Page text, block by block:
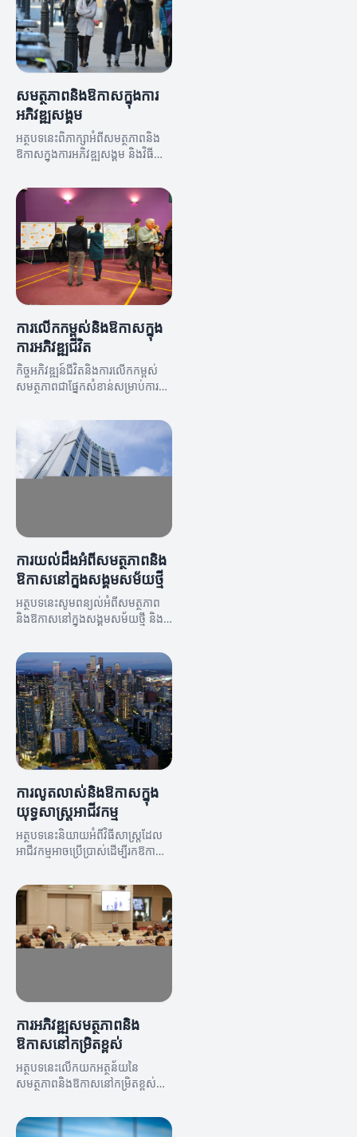
សមត្ថភាពនិងឱកាសក្នុងការ
អភិវឌ្ឍសង្គម
អត្ថបទនេះពិភាក្សាអំពីសមត្ថភាពនិង
ឱកាសក្នុងការអភិវឌ្ឍសង្គម និងវិធីនៃ
ការលើកកម្ពស់និងឱកាសក្នុង
ការអភិវឌ្ឍជីវិត
កិច្ចអភិវឌ្ឍន៍ជីវិតនិងការលើកកម្ពស់
សមត្ថភាពជាផ្នែកសំខាន់សម្រាប់ការ
ការយល់ដឹងអំពីសមត្ថភាពនិង
ឱកាសនៅក្នុងសង្គមសម័យថ្មី
អត្ថបទនេះសូមពន្យល់អំពីសមត្ថភាព
និងឱកាសនៅក្នុងសង្គមសម័យថ្មី និង
ការលូតលាស់និងឱកាសក្នុង
យុទ្ធសាស្ត្រអាជីវកម្ម
អត្ថបទនេះនិយាយអំពីវិធីសាស្ត្រដែល
អាជីវកម្មអាចប្រើប្រាស់ដើម្បីរកឱកាស
ការអភិវឌ្ឍសមត្ថភាពនិង
ឱកាសនៅកម្រិតខ្ពស់
អត្ថបទនេះលើកយកអត្ថន័យនៃ
សមត្ថភាពនិងឱកាសនៅកម្រិតខ្ពស់
សមត្ថភាព។